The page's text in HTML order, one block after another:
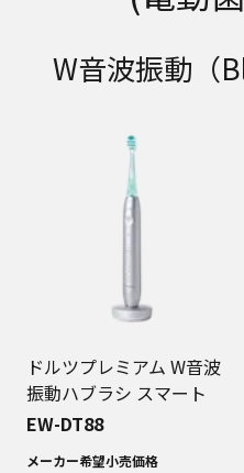
W音波振動（
ドルツプレミアム W音波
振動ハブラシ スマート
EW-DT88
メーカー希望小売価格